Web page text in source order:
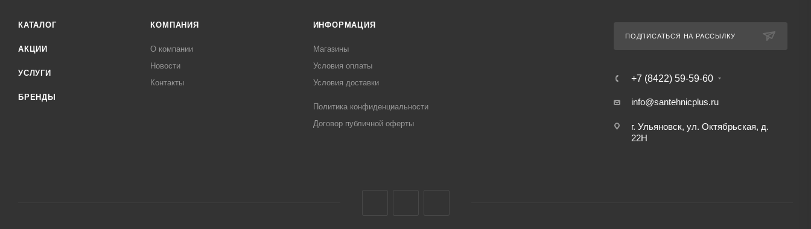
КАТАЛОГ
АКЦИИ
УСЛУГИ
БРЕНДЫ
КОМПАНИЯ
О компании
Новости
Контакты
ИНФОРМАЦИЯ
Магазины
Условия оплаты
Условия доставки
Политика конфиденциальности
Договор публичной оферты
ПОДПИСАТЬСЯ НА РАССЫЛКУ
+7 (8422) 59-59-60
info@santehnicplus.ru
г. Ульяновск, ул. Октябрьская, д.
22Н